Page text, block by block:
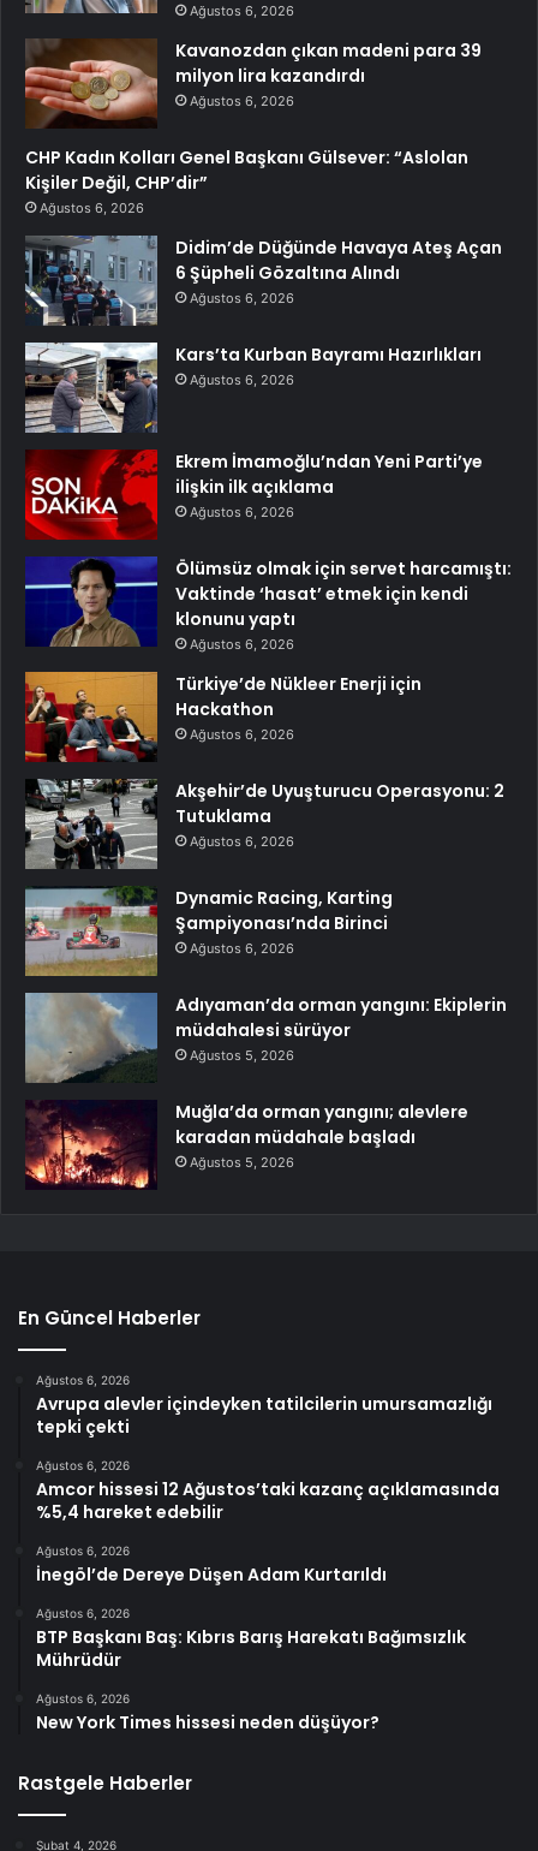
Ağustos 6, 2026
Kavanozdan çıkan madeni para 39
milyon lira kazandırdı
Ağustos 6, 2026
CHP Kadın Kolları Genel Başkanı Gülsever: “Aslolan
Kişiler Değil, CHP’dir”
Ağustos 6, 2026
Didim’de Düğünde Havaya Ateş Açan
6 Şüpheli Gözaltına Alındı
Ağustos 6, 2026
Kars’ta Kurban Bayramı Hazırlıkları
Ağustos 6, 2026
Ekrem İmamoğlu’ndan Yeni Parti’ye
ilişkin ilk açıklama
Ağustos 6, 2026
Ölümsüz olmak için servet harcamıştı:
Vaktinde ‘hasat’ etmek için kendi
klonunu yaptı
Ağustos 6, 2026
Türkiye’de Nükleer Enerji için
Hackathon
Ağustos 6, 2026
Akşehir’de Uyuşturucu Operasyonu: 2
Tutuklama
Ağustos 6, 2026
Dynamic Racing, Karting
Şampiyonası’nda Birinci
Ağustos 6, 2026
Adıyaman’da orman yangını: Ekiplerin
müdahalesi sürüyor
Ağustos 5, 2026
Muğla’da orman yangını; alevlere
karadan müdahale başladı
Ağustos 5, 2026
En Güncel Haberler
Ağustos 6, 2026
Avrupa alevler içindeyken tatilcilerin umursamazlığı
tepki çekti
Ağustos 6, 2026
Amcor hissesi 12 Ağustos’taki kazanç açıklamasında
%5,4 hareket edebilir
Ağustos 6, 2026
İnegöl’de Dereye Düşen Adam Kurtarıldı
Ağustos 6, 2026
BTP Başkanı Baş: Kıbrıs Barış Harekatı Bağımsızlık
Mührüdür
Ağustos 6, 2026
New York Times hissesi neden düşüyor?
Rastgele Haberler
Şubat 4, 2026